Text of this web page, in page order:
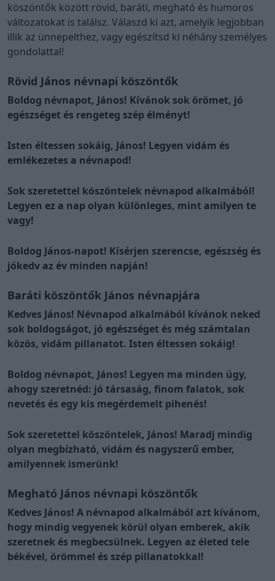
köszöntők között rövid, baráti, megható és humoros
változatokat is találsz. Válaszd ki azt, amelyik legjobban
illik az ünnepelthez, vagy egészítsd ki néhány személyes
gondolattal!
Rövid János névnapi köszöntők
Boldog névnapot, János! Kívánok sok örömet, jó
egészséget és rengeteg szép élményt!
Isten éltessen sokáig, János! Legyen vidám és
emlékezetes a névnapod!
Sok szeretettel köszöntelek névnapod alkalmából!
Legyen ez a nap olyan különleges, mint amilyen te
vagy!
Boldog János-napot! Kísérjen szerencse, egészség és
jókedv az év minden napján!
Baráti köszöntők János névnapjára
Kedves János! Névnapod alkalmából kívánok neked
sok boldogságot, jó egészséget és még számtalan
közös, vidám pillanatot. Isten éltessen sokáig!
Boldog névnapot, János! Legyen ma minden úgy,
ahogy szeretnéd: jó társaság, finom falatok, sok
nevetés és egy kis megérdemelt pihenés!
Sok szeretettel köszöntelek, János! Maradj mindig
olyan megbízható, vidám és nagyszerű ember,
amilyennek ismerünk!
Megható János névnapi köszöntők
Kedves János! A névnapod alkalmából azt kívánom,
hogy mindig vegyenek körül olyan emberek, akik
szeretnek és megbecsülnek. Legyen az életed tele
békével, örömmel és szép pillanatokkal!